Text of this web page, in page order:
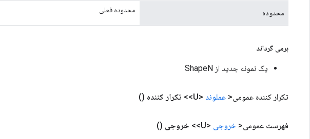
محدوده محدوده فعلی
برمی گرداند
یک نمونه جدید از ShapeN
تکرار کننده عمومی< عملوند <U>> تکرار کننده ()
فهرست عمومی< خروجی <U>> خروجی ()